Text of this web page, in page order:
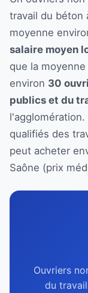
travail du béton
moyenne
salaire moyen
que la
environ 30
publics et du
qualifiés des
peut acheter
Saône (prix
Ouvriers
du